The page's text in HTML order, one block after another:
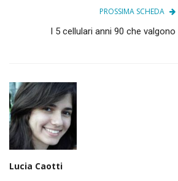
PROSSIMA SCHEDA
I 5 cellulari anni 90 che
Lucia Caotti